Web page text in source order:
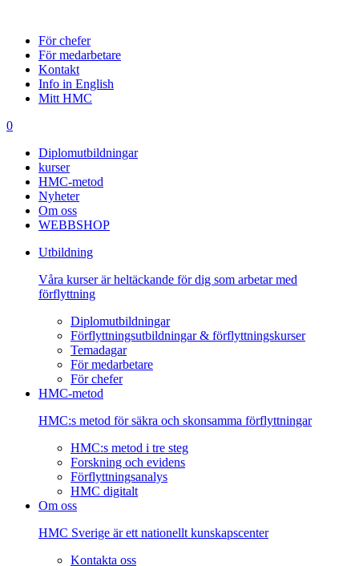
För chefer
För medarbetare
Kontakt
Info in English
Mitt HMC
0
Diplomutbildningar
kurser
HMC-metod
Nyheter
Om oss
WEBBSHOP
Utbildning
Våra kurser är heltäckande för dig som arbetar med
förflyttning
Diplomutbildningar
Förflyttningsutbildningar & förflyttningskurser
Temadagar
För medarbetare
För chefer
HMC-metod
HMC:s metod för säkra och skonsamma förflyttningar
HMC:s metod i tre steg
Forskning och evidens
Förflyttningsanalys
HMC digitalt
Om oss
HMC Sverige är ett nationellt kunskapscenter
Kontakta oss